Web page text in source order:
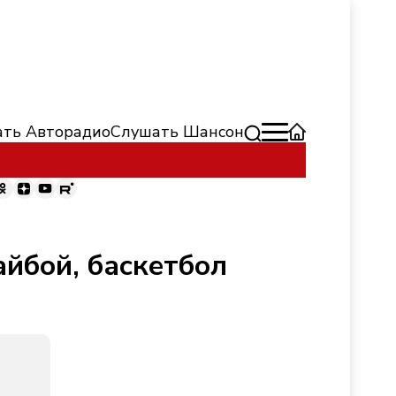
АвторадиоСлушать Шансон
баскетбол